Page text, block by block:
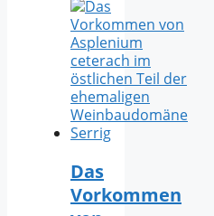
Das
Vorkommen